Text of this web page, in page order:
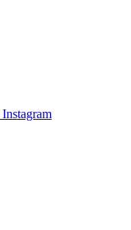
Instagram